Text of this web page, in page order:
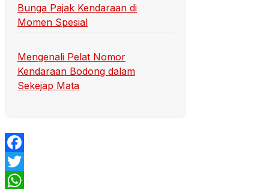
Bunga Pajak Kendaraan di
Momen Spesial
Mengenali Pelat Nomor
Kendaraan Bodong dalam
Sekejap Mata
Facebook
Twitter